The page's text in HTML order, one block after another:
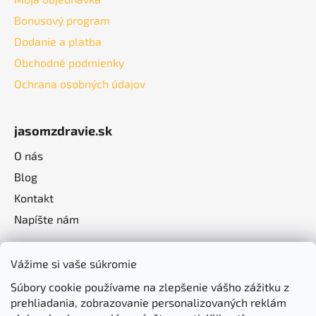
Vážime si vaše súkromie
Súbory cookie používame na zlepšenie vášho zážitku z
prehliadania, zobrazovanie personalizovaných reklám
Bonusový program
Dodanie a platba
Obchodné podmienky
Ochrana osobných údajov
jasomzdravie.sk
O nás
Blog
Kontakt
Napíšte nám